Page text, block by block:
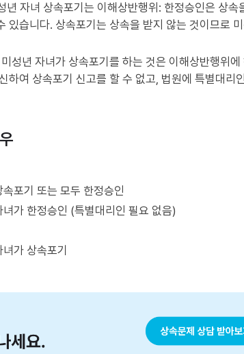
자녀 상속포기는 이해상반행위: 한정승인은 상속
있습니다. 상속포기는 상속을 받지 않는 것이므로 미
성년 자녀가 상속포기를 하는 것은 이해상반행위에
하여 상속포기 신고를 할 수 없고, 법원에 특별대리
포기 또는 모두 한정승인
가 한정승인 (특별대리인 필요 없음)
가 상속포기